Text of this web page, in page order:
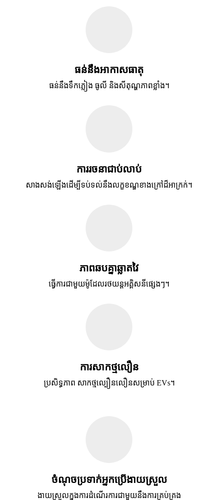
ធន់នឹងអាកាសធាតុ
ធន់នឹងទឹកភ្លៀង ធូលី និងសីតុណ្ហភាពខ្លាំង។
ការរចនាជាប់លាប់
សាងសង់ឡើងដើម្បីទប់ទល់នឹងលក្ខខណ្ឌខាងក្រៅដ៏អាក្រក់។
ភាពឆបគ្នាឆ្លាតវៃ
ធ្វើការជាមួយម៉ូដែលរថយន្តអគ្គិសនីផ្សេងៗ។
ការសាកថ្មលឿន
ប្រសិទ្ធភាព សាកថ្មល្បឿនលឿនសម្រាប់ EVs។
ចំណុចប្រទាក់អ្នកប្រើងាយស្រួល
ងាយស្រួលក្នុងការដំណើរការជាមួយនឹងការគ្រប់គ្រង